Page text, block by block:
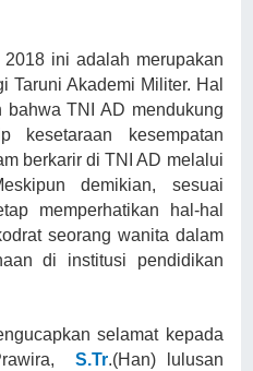
ini adalah merupakan
Taruni Akademi Militer. Hal
TNI AD mendukung
kesetaraan kesempatan
berkarir di TNI AD melalui
demikian, sesuai
memperhatikan hal-hal
seorang wanita dalam
di institusi pendidikan
selamat kepada
S.Tr.(Han) lulusan